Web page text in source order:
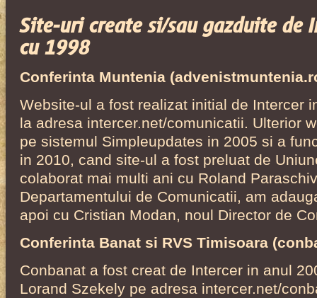
Site-uri create si/sau gazduite de
cu 1998
Conferinta Muntenia
Website-ul a fost realizat initial de Intercer
la adresa intercer.net/comunicatii. Ulterior
pe sistemul Simpleupdates in 2005 si a
in 2010, cand site-ul a fost preluat de
colaborat mai multi ani cu Roland
Departamentului de Comunicatii, am
apoi cu Cristian Modan, noul Director de
Conferinta Banat si RVS Timisoara
Conbanat a fost creat de Intercer in anul
Lorand Szekely pe adresa intercer.net/